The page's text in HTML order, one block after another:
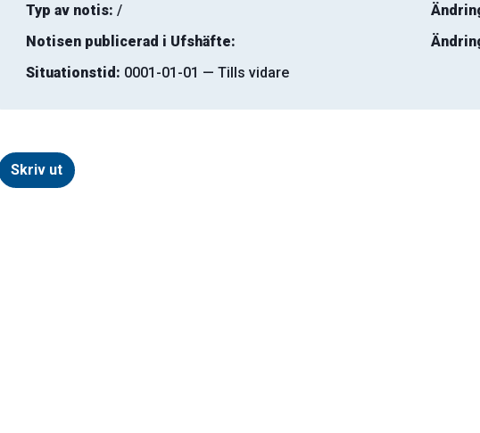
Typ av notis: /
Notisen publicerad i Ufshäfte:
Situationstid: 0001-01-01 — Tills vidare
Skriv ut